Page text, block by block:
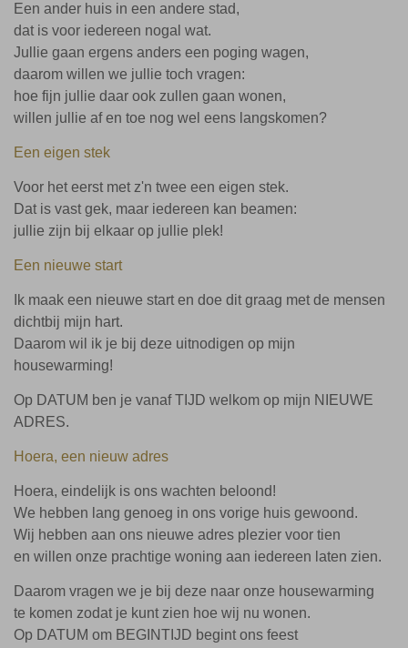
Een ander huis in een andere stad,
dat is voor iedereen nogal wat.
Jullie gaan ergens anders een poging wagen,
daarom willen we jullie toch vragen:
hoe fijn jullie daar ook zullen gaan wonen,
willen jullie af en toe nog wel eens langskomen?
Een eigen stek
Voor het eerst met z'n twee een eigen stek.
Dat is vast gek, maar iedereen kan beamen:
jullie zijn bij elkaar op jullie plek!
Een nieuwe start
Ik maak een nieuwe start en doe dit graag met de mensen
dichtbij mijn hart.
Daarom wil ik je bij deze uitnodigen op mijn
housewarming!
Op DATUM ben je vanaf TIJD welkom op mijn NIEUWE
ADRES.
Hoera, een nieuw adres
Hoera, eindelijk is ons wachten beloond!
We hebben lang genoeg in ons vorige huis gewoond.
Wij hebben aan ons nieuwe adres plezier voor tien
en willen onze prachtige woning aan iedereen laten zien.
Daarom vragen we je bij deze naar onze housewarming
te komen zodat je kunt zien hoe wij nu wonen.
Op DATUM om BEGINTIJD begint ons feest